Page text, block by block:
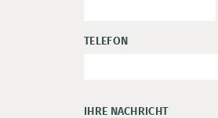
TELEFON
IHRE NACHRICHT